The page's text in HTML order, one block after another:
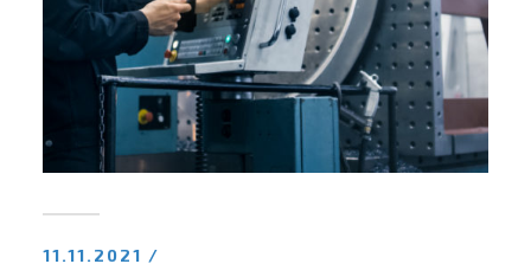
11.11.2021 /